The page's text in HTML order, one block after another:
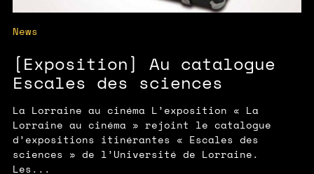
News
[Exposition] Au catalogue
Escales des sciences
La Lorraine au cinéma L’exposition « La
Lorraine au cinéma » rejoint le catalogue
d’expositions itinérantes « Escales des
sciences » de l’Université de Lorraine.
Les...